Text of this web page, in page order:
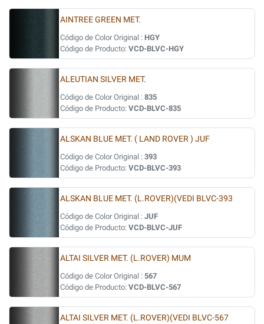
AINTREE GREEN MET.
Código de Color Original : HGY
Código de Producto: VCD-BLVC-HGY
ALEUTIAN SILVER MET.
Código de Color Original : 835
Código de Producto: VCD-BLVC-835
ALSKAN BLUE MET. ( LAND ROVER ) JUF
Código de Color Original : 393
Código de Producto: VCD-BLVC-393
ALSKAN BLUE MET. (L.ROVER)(VEDI BLVC-393
Código de Color Original : JUF
Código de Producto: VCD-BLVC-JUF
ALTAI SILVER MET. (L.ROVER) MUM
Código de Color Original : 567
Código de Producto: VCD-BLVC-567
ALTAI SILVER MET. (L.ROVER)(VEDI BLVC-567